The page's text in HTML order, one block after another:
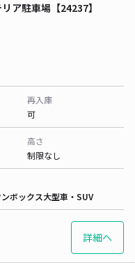
ア駐車場【24237】
再入庫
可
高さ
制限なし
ボックス大型車・SUV
詳細へ